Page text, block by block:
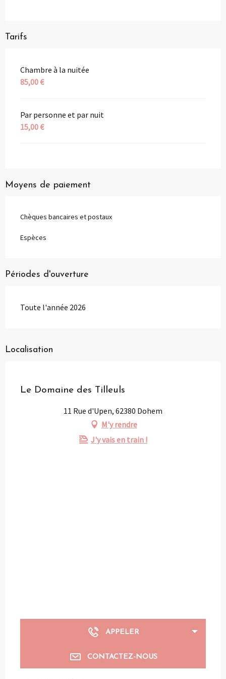
Tarifs
Chambre à la nuitée
85,00 €
Par personne et par nuit
15,00 €
Moyens de paiement
Chèques bancaires et postaux
Espèces
Périodes d'ouverture
Toute l'année 2026
Localisation
Le Domaine des Tilleuls
11 Rue d'Upen, 62380 Dohem
M'y rendre
J'y vais en train !
APPELER
CONTACTEZ-NOUS